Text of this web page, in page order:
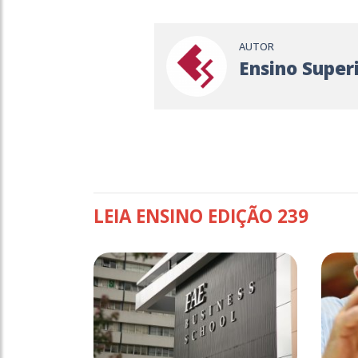
AUTOR
Ensino
LEIA ENSINO EDIÇÃO 239